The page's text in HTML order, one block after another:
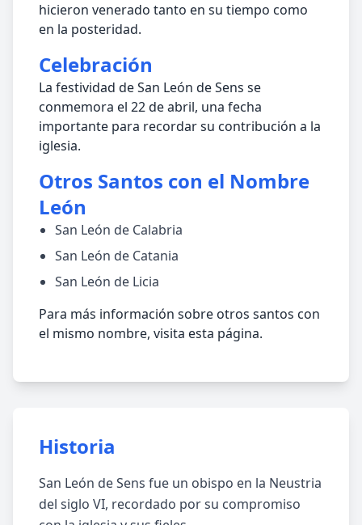
hicieron venerado tanto en su tiempo como
en la posteridad.
Celebración
La festividad de San León de Sens se
conmemora el 22 de abril, una fecha
importante para recordar su contribución a la
iglesia.
Otros Santos con el Nombre
León
San León de Calabria
San León de Catania
San León de Licia
Para más información sobre otros santos con
el mismo nombre, visita esta página.
Historia
San León de Sens fue un obispo en la Neustria
del siglo VI, recordado por su compromiso